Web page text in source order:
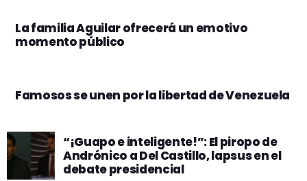
La familia Aguilar ofrecerá un emotivo
momento público
Famosos se unen por la libertad de Venezuela
“¡Guapo e inteligente!”: El piropo de
Andrónico a Del Castillo, lapsus en el
debate presidencial